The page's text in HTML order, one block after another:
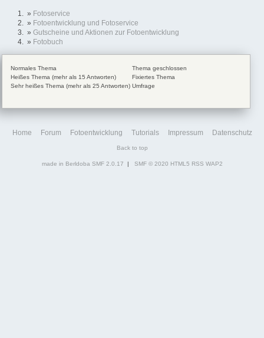
» Fotoservice
» Fotoentwicklung und Fotoservice
» Gutscheine und Aktionen zur Fotoentwicklung
» Fotobuch
Normales Thema
Heißes Thema (mehr als 15 Antworten)
Sehr heißes Thema (mehr als 25 Antworten)
Thema geschlossen
Fixiertes Thema
Umfrage
Home Forum Fotoentwicklung Tutorials Impressum Datenschutz
Back to top
made in Berldoba SMF 2.0.17 | SMF © 2020 HTML5 RSS WAP2